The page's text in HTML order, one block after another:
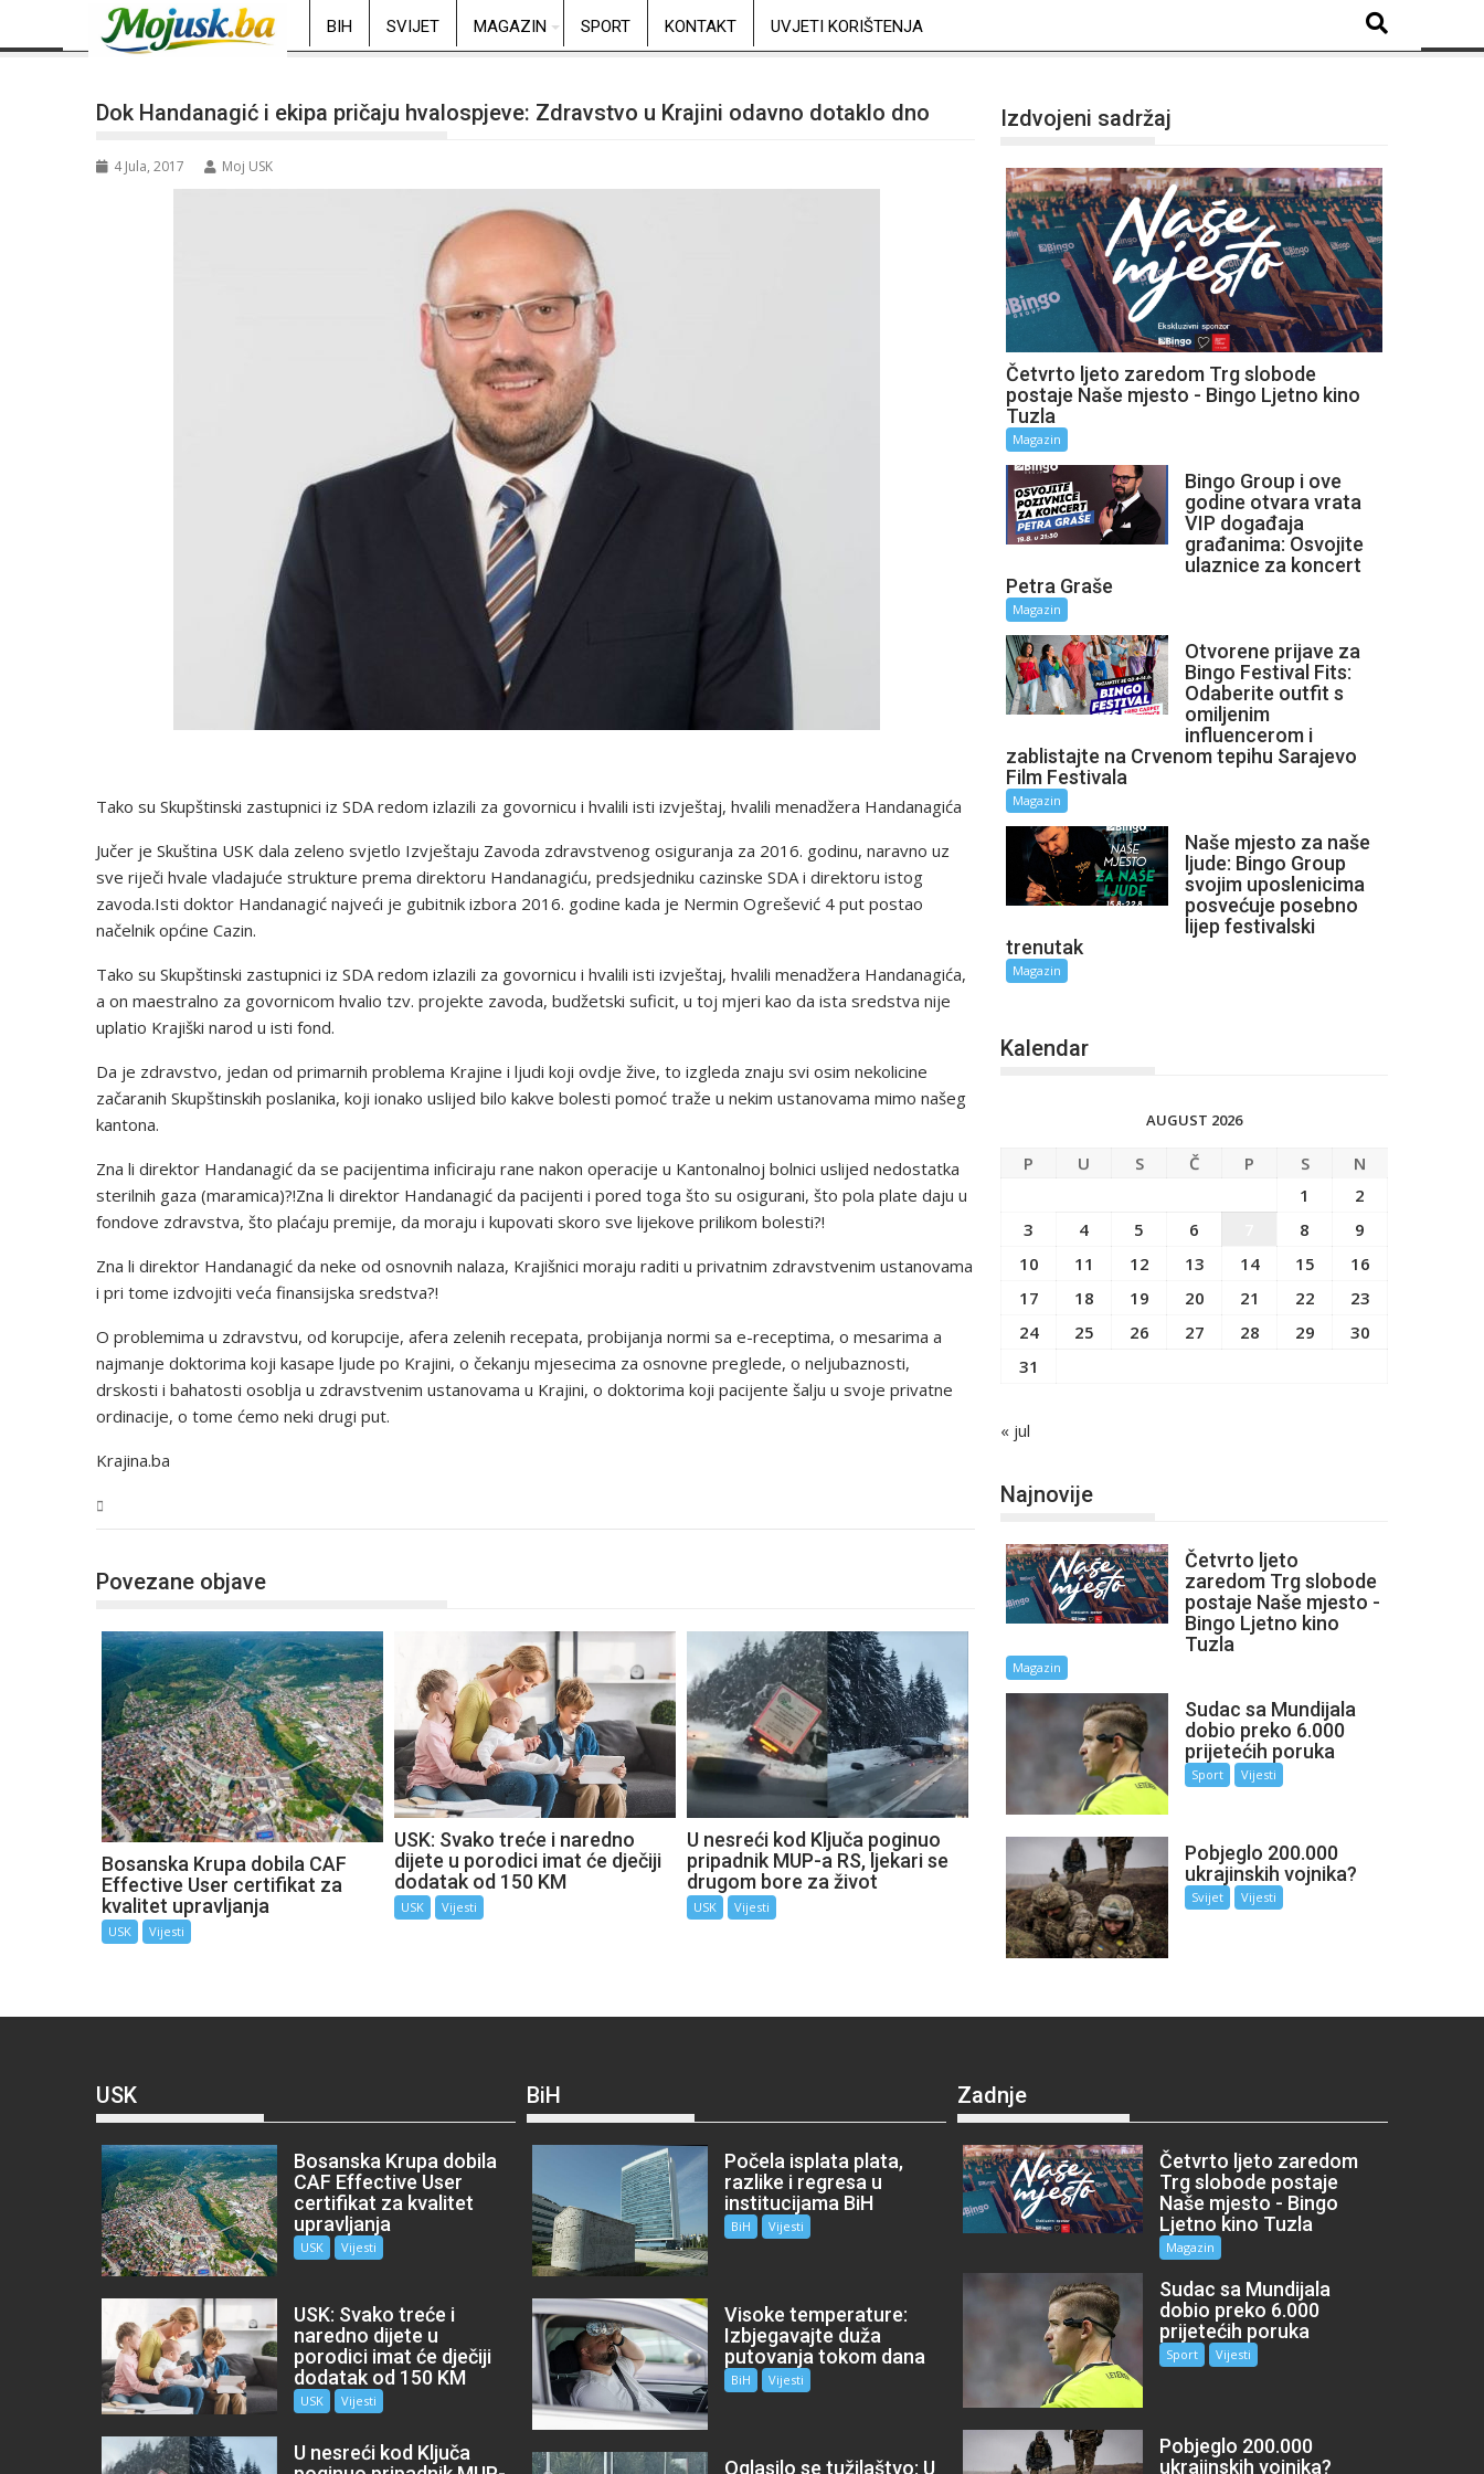
BIH SVIJET MAGAZIN SPORT KONTAKT UVJETI KORIŠTENJA
Dok Handanagić i ekipa pričaju hvalospjeve: Zdravstvo u Krajini odavno dotaklo dno
4 Jula, 2017 Moj USK
Tako su Skupštinski zastupnici iz SDA redom izlazili za govornicu i hvalili isti izvještaj, hvalili menadžera Handanagića
Jučer je Skuština USK dala zeleno svjetlo Izvještaju Zavoda zdravstvenog osiguranja za 2016. godinu, naravno uz
sve riječi hvale vladajuće strukture prema direktoru Handanagiću, predsjedniku cazinske SDA i direktoru istog
zavoda.Isti doktor Handanagić najveći je gubitnik izbora 2016. godine kada je Nermin Ogrešević 4 put postao
načelnik općine Cazin.
Tako su Skupštinski zastupnici iz SDA redom izlazili za govornicu i hvalili isti izvještaj, hvalili menadžera Handanagića,
a on maestralno za govornicom hvalio tzv. projekte zavoda, budžetski suficit, u toj mjeri kao da ista sredstva nije
uplatio Krajiški narod u isti fond.
Da je zdravstvo, jedan od primarnih problema Krajine i ljudi koji ovdje žive, to izgleda znaju svi osim nekolicine
začaranih Skupštinskih poslanika, koji ionako uslijed bilo kakve bolesti pomoć traže u nekim ustanovama mimo našeg
kantona.
Zna li direktor Handanagić da se pacijentima inficiraju rane nakon operacije u Kantonalnoj bolnici uslijed nedostatka
sterilnih gaza (maramica)?!Zna li direktor Handanagić da pacijenti i pored toga što su osigurani, što pola plate daju u
fondove zdravstva, što plaćaju premije, da moraju i kupovati skoro sve lijekove prilikom bolesti?!
Zna li direktor Handanagić da neke od osnovnih nalaza, Krajišnici moraju raditi u privatnim zdravstvenim ustanovama
i pri tome izdvojiti veća finansijska sredstva?!
O problemima u zdravstvu, od korupcije, afera zelenih recepata, probijanja normi sa e-receptima, o mesarima a
najmanje doktorima koji kasape ljude po Krajini, o čekanju mjesecima za osnovne preglede, o neljubaznosti,
drskosti i bahatosti osoblja u zdravstvenim ustanovama u Krajini, o doktorima koji pacijente šalju u svoje privatne
ordinacije, o tome ćemo neki drugi put.
Krajina.ba
Povezane objave
Bosanska Krupa dobila CAF
Effective User certifikat za
kvalitet upravljanja
USK Vijesti
USK: Svako treće i naredno
dijete u porodici imat će dječiji
dodatak od 150 KM
USK Vijesti
U nesreći kod Ključa poginuo
pripadnik MUP-a RS, ljekari se
drugom bore za život
USK Vijesti
Izdvojeni sadržaj
Četvrto ljeto zaredom Trg slobode
postaje Naše mjesto - Bingo Ljetno kino
Tuzla
Magazin
Bingo Group i ove
godine otvara vrata
VIP događaja
građanima: Osvojite
ulaznice za koncert
Petra Graše
Magazin
Otvorene prijave za
Bingo Festival Fits:
Odaberite outfit s
omiljenim
influencerom i
zablistajte na Crvenom tepihu Sarajevo
Film Festivala
Magazin
Naše mjesto za naše
ljude: Bingo Group
svojim uposlenicima
posvećuje posebno
lijep festivalski
trenutak
Magazin
Kalendar
AUGUST 2026
P U S Č P S
N
1
2
3
4 5 6 8
9
10
11 12 13 14 15
16
17
18 19 20 21 22
23
24
25 26 27 28 29
30
31
« jul
Najnovije
Četvrto ljeto
zaredom Trg slobode
postaje Naše mjesto -
Bingo Ljetno kino
Tuzla
Magazin
Sudac sa Mundijala
dobio preko 6.000
prijetećih poruka
Sport Vijesti
Pobjeglo 200.000
ukrajinskih vojnika?
Svijet Vijesti
USK
Bosanska Krupa dobila
CAF Effective User
certifikat za kvalitet
upravljanja
USK Vijesti
USK: Svako treće i
naredno dijete u
porodici imat će dječiji
dodatak od 150 KM
USK Vijesti
U nesreći kod Ključa
BiH
Počela isplata plata,
razlike i regresa u
institucijama BiH
BiH Vijesti
Visoke temperature:
Izbjegavajte duža
putovanja tokom dana
BiH Vijesti
Oglasilo se tužilaštvo: U
Zadnje
Četvrto ljeto zaredom
Trg slobode postaje
Naše mjesto - Bingo
Ljetno kino Tuzla
Magazin
Sudac sa Mundijala
dobio preko 6.000
prijetećih poruka
Sport Vijesti
Pobjeglo 200.000
ukrajinskih vojnika?